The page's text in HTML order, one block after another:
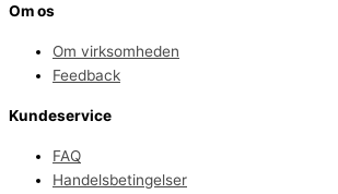
Om os
Om virksomheden
Feedback
Kundeservice
FAQ
Handelsbetingelser